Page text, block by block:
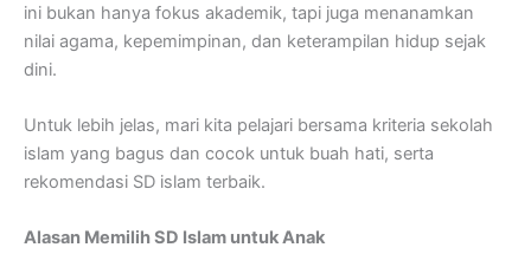
ini bukan hanya fokus akademik, tapi juga menanamkan
nilai agama, kepemimpinan, dan keterampilan hidup sejak
dini.
Untuk lebih jelas, mari kita pelajari bersama kriteria sekolah
islam yang bagus dan cocok untuk buah hati, serta
rekomendasi SD islam terbaik.
Alasan Memilih SD Islam untuk Anak